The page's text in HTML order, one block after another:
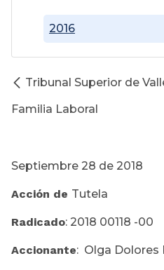
2016
Tribunal Superior de
Familia Laboral
Septiembre 28 de 2018
Acción de Tutela
Radicado: 2018 00118 -00
Accionante: Olga Dolores